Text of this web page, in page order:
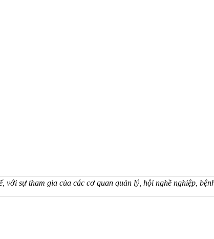
sự tham gia của các cơ quan quản lý, hội nghề nghiệp,